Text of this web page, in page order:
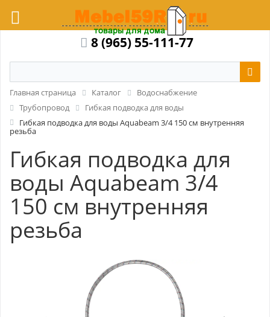
8 (965) 55-111-77
Главная страница Каталог
Водоснабжение
Трубопровод
Гибкая подводка для воды
Гибкая подводка для воды Aquabeam 3/4 150 см внутренняя
резьба
Гибкая подводка для
воды Aquabeam 3/4
150 см внутренняя
резьба